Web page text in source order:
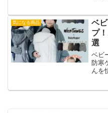
くり
さ
い。
気になる商品
ベ
プ
選
ベビ
防寒
んを